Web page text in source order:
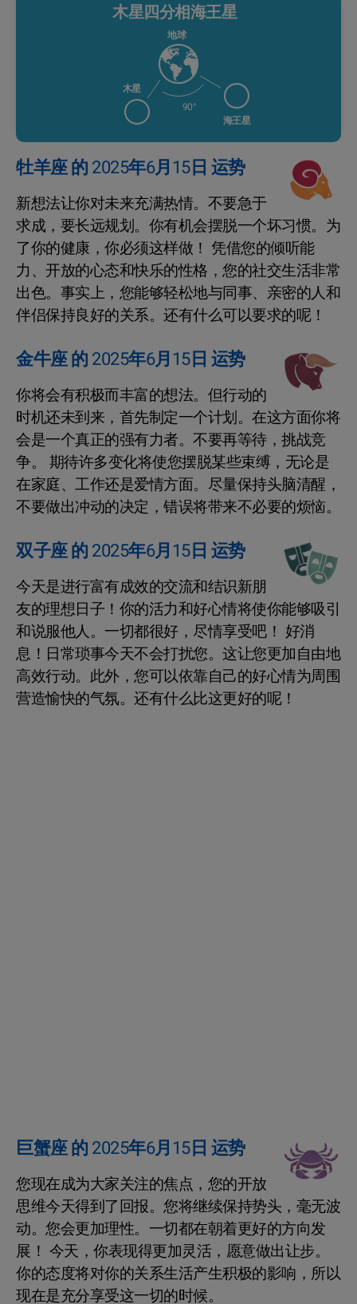
木星四分相海王星
地球
木星
海王星
90°
牡羊座 的 2025年6月15日 运势
新想法让你对未来充满热情。不要急于
求成，要长远规划。你有机会摆脱一个坏习惯。为
了你的健康，你必须这样做！ 凭借您的倾听能
力、开放的心态和快乐的性格，您的社交生活非常
出色。事实上，您能够轻松地与同事、亲密的人和
伴侣保持良好的关系。还有什么可以要求的呢！
金牛座 的 2025年6月15日 运势
你将会有积极而丰富的想法。但行动的
时机还未到来，首先制定一个计划。在这方面你将
会是一个真正的强有力者。不要再等待，挑战竞
争。 期待许多变化将使您摆脱某些束缚，无论是
在家庭、工作还是爱情方面。尽量保持头脑清醒，
不要做出冲动的决定，错误将带来不必要的烦恼。
双子座 的 2025年6月15日 运势
今天是进行富有成效的交流和结识新朋
友的理想日子！你的活力和好心情将使你能够吸引
和说服他人。一切都很好，尽情享受吧！ 好消
息！日常琐事今天不会打扰您。这让您更加自由地
高效行动。此外，您可以依靠自己的好心情为周围
营造愉快的气氛。还有什么比这更好的呢！
巨蟹座 的 2025年6月15日 运势
您现在成为大家关注的焦点，您的开放
思维今天得到了回报。您将继续保持势头，毫无波
动。您会更加理性。一切都在朝着更好的方向发
展！ 今天，你表现得更加灵活，愿意做出让步。
你的态度将对你的关系生活产生积极的影响，所以
现在是充分享受这一切的时候。